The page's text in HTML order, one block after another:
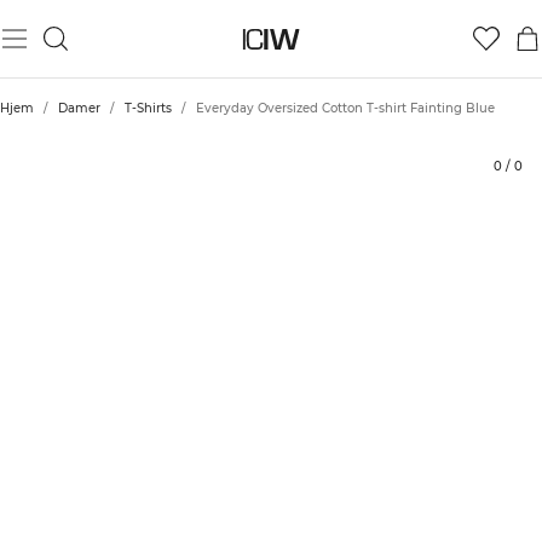
Hjem / Damer / T-Shirts / Everyday Oversized Cotton T-shirt Fainting Blue
0 / 0